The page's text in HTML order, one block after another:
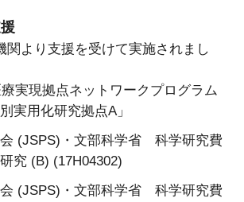
関より支援を受けて実施されまし
実現拠点ネットワークプログラム
実用化研究拠点A」
会 (JSPS)・文部科学省 科学研究費
究 (B) (17H04302)
会 (JSPS)・文部科学省 科学研究費